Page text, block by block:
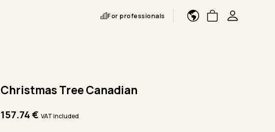
For professionals
Christmas Tree Canadian
157.74€ VAT included